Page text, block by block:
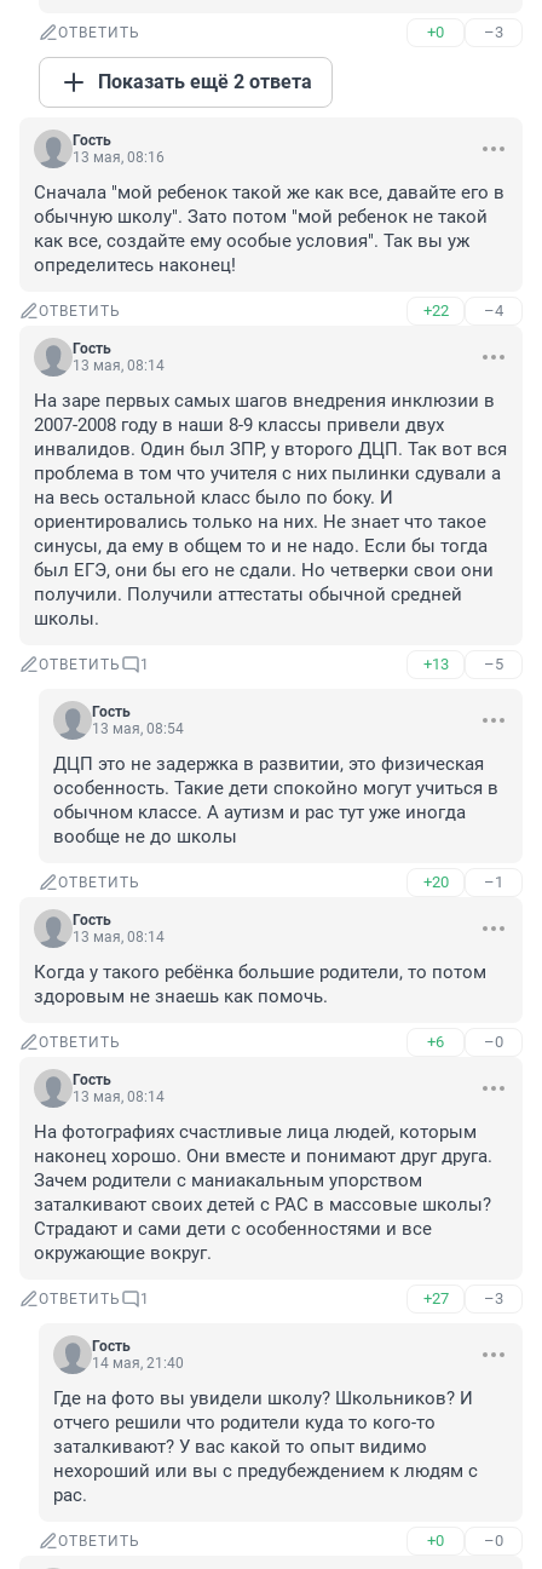
ОТВЕТИТЬ +0 –3
Показать ещё 2 ответа
Гость
13 мая, 08:16
Сначала "мой ребенок такой же как все, давайте его в
обычную школу". Зато потом "мой ребенок не такой
как все, создайте ему особые условия". Так вы уж
определитесь наконец!
ОТВЕТИТЬ +22 –4
Гость
13 мая, 08:14
На заре первых самых шагов внедрения инклюзии в
2007-2008 году в наши 8-9 классы привели двух
инвалидов. Один был ЗПР, у второго ДЦП. Так вот вся
проблема в том что учителя с них пылинки сдували а
на весь остальной класс было по боку. И
ориентировались только на них. Не знает что такое
синусы, да ему в общем то и не надо. Если бы тогда
был ЕГЭ, они бы его не сдали. Но четверки свои они
получили. Получили аттестаты обычной средней
школы.
ОТВЕТИТЬ 1 +13 –5
Гость
13 мая, 08:54
ДЦП это не задержка в развитии, это физическая
особенность. Такие дети спокойно могут учиться в
обычном классе. А аутизм и рас тут уже иногда
вообще не до школы
ОТВЕТИТЬ +20 –1
Гость
13 мая, 08:14
Когда у такого ребёнка большие родители, то потом
здоровым не знаешь как помочь.
ОТВЕТИТЬ +6 –0
Гость
13 мая, 08:14
На фотографиях счастливые лица людей, которым
наконец хорошо. Они вместе и понимают друг друга.
Зачем родители с маниакальным упорством
заталкивают своих детей с РАС в массовые школы?
Страдают и сами дети с особенностями и все
окружающие вокруг.
ОТВЕТИТЬ 1 +27 –3
Гость
14 мая, 21:40
Где на фото вы увидели школу? Школьников? И
отчего решили что родители куда то кого-то
заталкивают? У вас какой то опыт видимо
нехороший или вы с предубеждением к людям с
рас.
ОТВЕТИТЬ +0 –0